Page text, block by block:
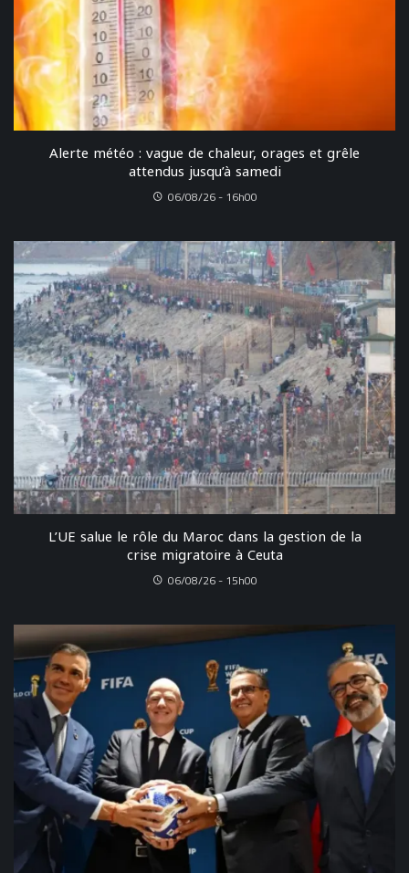
Alerte météo : vague de chaleur, orages et grêle
attendus jusqu’à samedi
06/08/26 - 16h00
L’UE salue le rôle du Maroc dans la gestion de la
crise migratoire à Ceuta
06/08/26 - 15h00